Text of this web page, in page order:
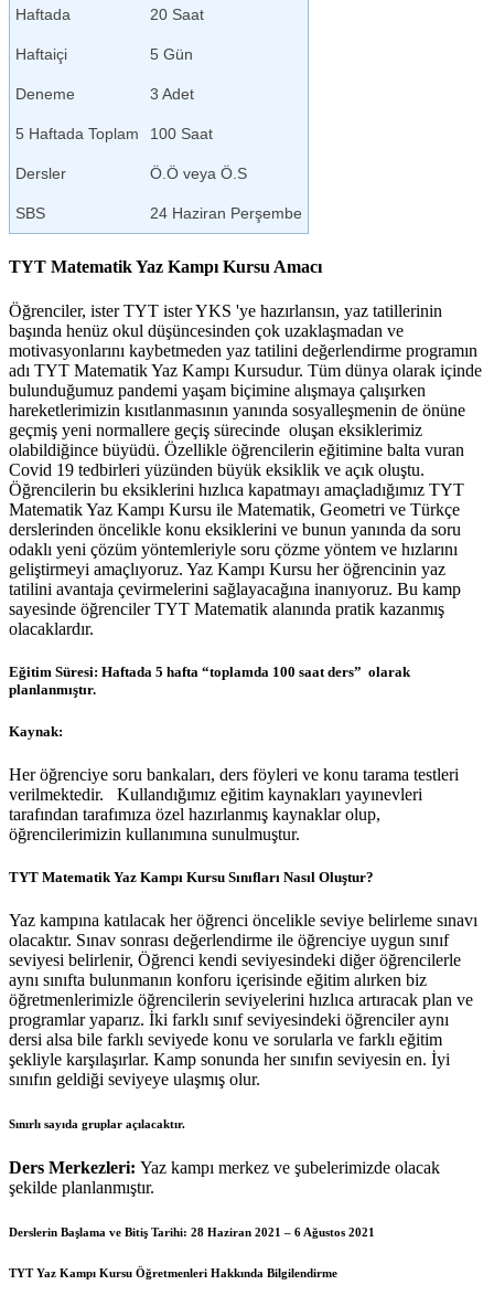
Haftada 20 Saat
Haftaiçi 5 Gün
Deneme 3 Adet
5 Haftada Toplam 100 Saat
Dersler Ö.Ö veya Ö.S
SBS 24 Haziran Perşembe
TYT Matematik Yaz Kampı Kursu Amacı
Öğrenciler, ister TYT ister YKS 'ye hazırlansın, yaz tatillerinin
başında henüz okul düşüncesinden çok uzaklaşmadan ve
motivasyonlarını kaybetmeden yaz tatilini değerlendirme programın
adı TYT Matematik Yaz Kampı Kursudur. Tüm dünya olarak içinde
bulunduğumuz pandemi yaşam biçimine alışmaya çalışırken
hareketlerimizin kısıtlanmasının yanında sosyalleşmenin de önüne
geçmiş yeni normallere geçiş sürecinde oluşan eksiklerimiz
olabildiğince büyüdü. Özellikle öğrencilerin eğitimine balta vuran
Covid 19 tedbirleri yüzünden büyük eksiklik ve açık oluştu.
Öğrencilerin bu eksiklerini hızlıca kapatmayı amaçladığımız TYT
Matematik Yaz Kampı Kursu ile Matematik, Geometri ve Türkçe
derslerinden öncelikle konu eksiklerini ve bunun yanında da soru
odaklı yeni çözüm yöntemleriyle soru çözme yöntem ve hızlarını
geliştirmeyi amaçlıyoruz. Yaz Kampı Kursu her öğrencinin yaz
tatilini avantaja çevirmelerini sağlayacağına inanıyoruz. Bu kamp
sayesinde öğrenciler TYT Matematik alanında pratik kazanmış
olacaklardır.
Eğitim Süresi: Haftada 5 hafta “toplamda 100 saat ders” olarak
planlanmıştır.
Kaynak:
Her öğrenciye soru bankaları, ders föyleri ve konu tarama testleri
verilmektedir. Kullandığımız eğitim kaynakları yayınevleri
tarafından tarafımıza özel hazırlanmış kaynaklar olup,
öğrencilerimizin kullanımına sunulmuştur.
TYT Matematik Yaz Kampı Kursu Sınıfları Nasıl Oluştur?
Yaz kampına katılacak her öğrenci öncelikle seviye belirleme sınavı
olacaktır. Sınav sonrası değerlendirme ile öğrenciye uygun sınıf
seviyesi belirlenir, Öğrenci kendi seviyesindeki diğer öğrencilerle
aynı sınıfta bulunmanın konforu içerisinde eğitim alırken biz
öğretmenlerimizle öğrencilerin seviyelerini hızlıca artıracak plan ve
programlar yaparız. İki farklı sınıf seviyesindeki öğrenciler aynı
dersi alsa bile farklı seviyede konu ve sorularla ve farklı eğitim
şekliyle karşılaşırlar. Kamp sonunda her sınıfın seviyesin en. İyi
sınıfın geldiği seviyeye ulaşmış olur.
Sınırlı sayıda gruplar açılacaktır.
Ders Merkezleri: Yaz kampı merkez ve şubelerimizde olacak
şekilde planlanmıştır.
Derslerin Başlama ve Bitiş Tarihi: 28 Haziran 2021 – 6 Ağustos 2021
TYT Yaz Kampı Kursu Öğretmenleri Hakkında Bilgilendirme